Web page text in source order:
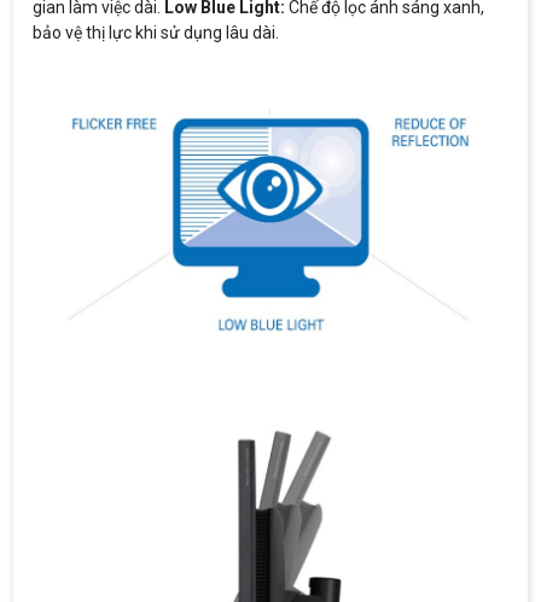
gian làm việc dài. Low Blue Light: Chế độ lọc ánh sáng xanh,
bảo vệ thị lực khi sử dụng lâu dài.